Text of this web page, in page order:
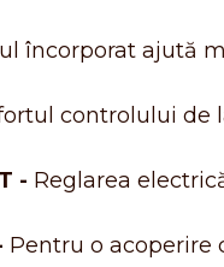
încorporat ajută
controlului
- Reglarea
Pentru o acoperire